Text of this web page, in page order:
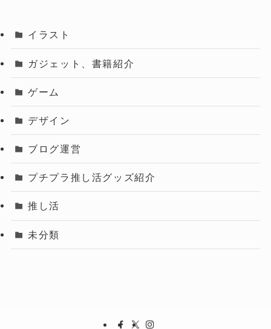
イラスト
ガジェット、書籍紹介
ゲーム
デザイン
ブログ運営
プチプラ推し活グッズ紹介
推し活
未分類